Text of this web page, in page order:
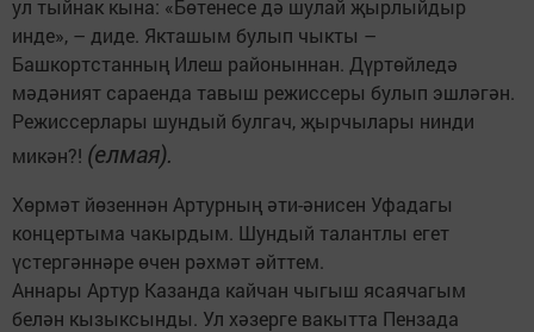
ул тыйнак кына: «Бөтенесе дә шулай җырлыйдыр
инде», – диде. Якташым булып чыкты –
Башкортстанның Илеш районыннан. Дүртөйледә
мәдәният сараенда тавыш режиссеры булып эшләгән.
Режиссерлары шундый булгач, җырчылары нинди
микән?! (елмая).
Хөрмәт йөзеннән Артурның әти-әнисен Уфадагы
концертыма чакырдым. Шундый талантлы егет
үстергәннәре өчен рәхмәт әйттем.
Аннары Артур Казанда кайчан чыгыш ясаячагым
белән кызыксынды. Ул хәзерге вакытта Пензада